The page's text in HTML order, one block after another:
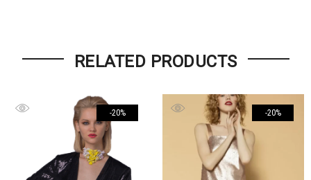
RELATED PRODUCTS
-20% -20%